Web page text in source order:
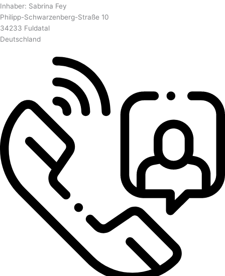
Inhaber: Sabrina Fey
Philipp-Schwarzenberg-Straße 10
34233 Fuldatal
Deutschland